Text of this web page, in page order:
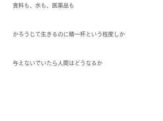
食料も、水も、医薬品も
かろうじて生きるのに精一杯という程度しか
与えないでいたら人間はどうなるか